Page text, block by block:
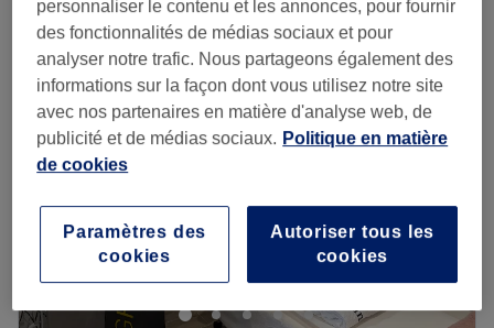
soin du visage peaux jeunes près de Métro Maison Blanche, Paris
personnaliser le contenu et les annonces, pour fournir
des fonctionnalités de médias sociaux et pour
analyser notre trafic. Nous partageons également des
informations sur la façon dont vous utilisez notre site
avec nos partenaires en matière d'analyse web, de
publicité et de médias sociaux. Politique en matière
de cookies
Autoriser tous les
cookies
Paramètres des
cookies